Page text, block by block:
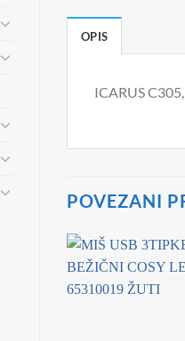
OPIS
ICARUS
POVEZANI